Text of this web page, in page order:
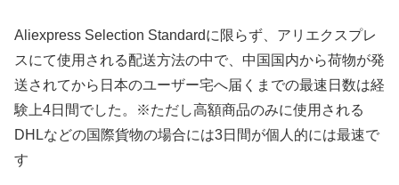
Aliexpress Selection Standardに限らず、アリエクスプレ
スにて使用される配送方法の中で、中国国内から荷物が発
送されてから日本のユーザー宅へ届くまでの最速日数は経
験上4日間でした。※ただし高額商品のみに使用される
DHLなどの国際貨物の場合には3日間が個人的には最速で
す